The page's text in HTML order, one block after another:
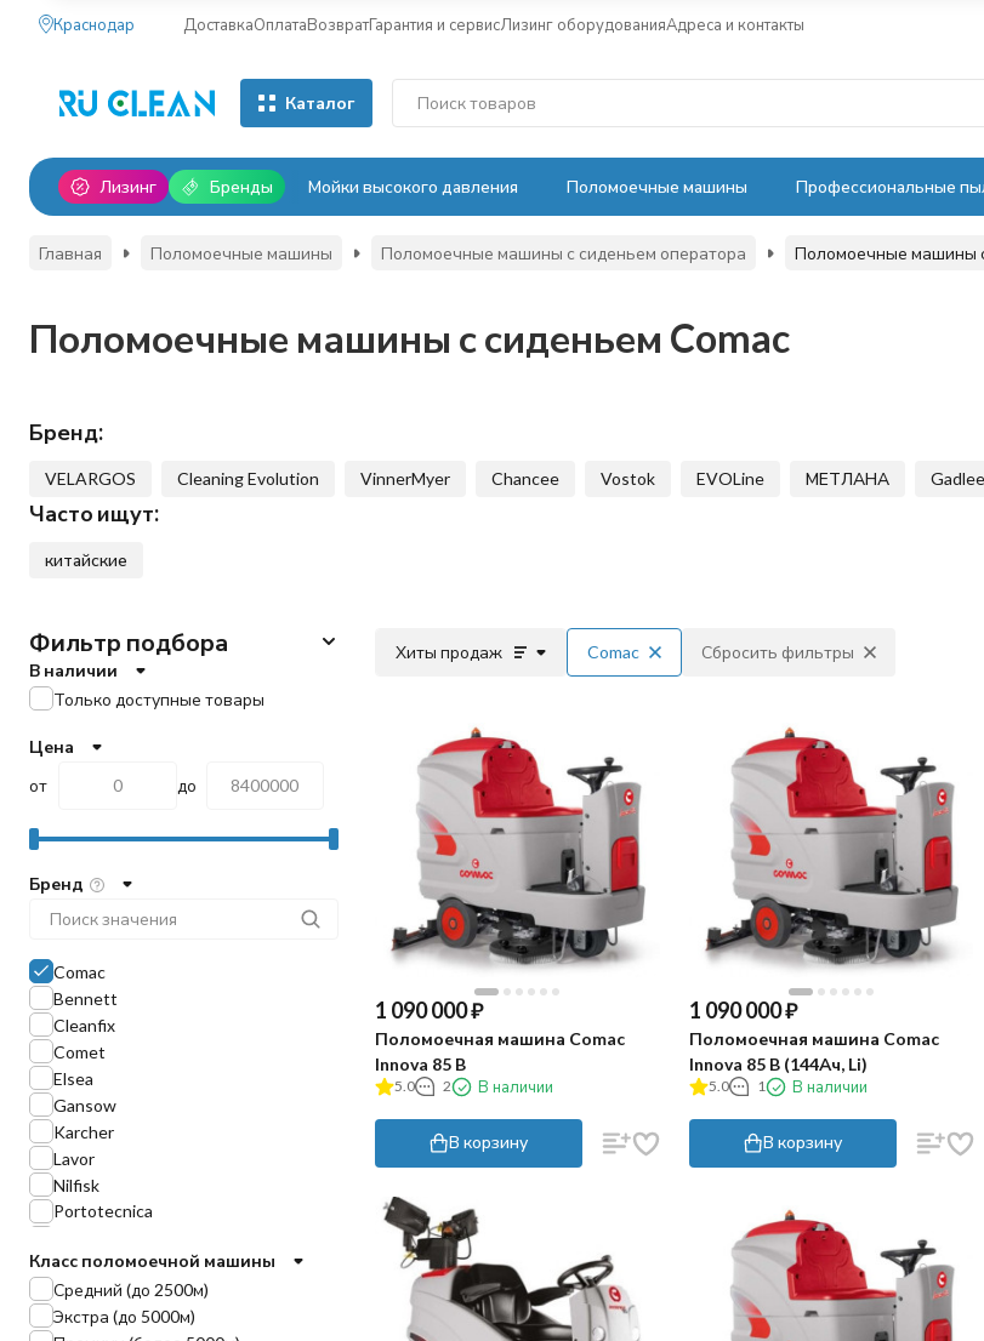
Краснодар ДоставкаОплатаВозвратГарантия и сервисЛизинг оборудованияАдреса и контакты
Каталог
Лизинг Бренды Мойки высокого давления Поломоечные машины Профессиональные
Главная Поломоечные машины Поломоечные машины с сиденьем оператора Поломоечные машины
Поломоечные машины с сиденьем Comac
Бренд:
VELARGOS Cleaning Evolution VinnerMyer Chancee Vostok EVOLine МЕТЛАНА Gadlee
Часто ищут:
китайские
Хиты продаж Comac Сбросить фильтры
1 090 000₽
Поломоечная машина Comac
Innova 85 B
5.0 2 В наличии
В корзину
1 090 000₽
Поломоечная машина Comac
Innova 85 B (144Ач, Li)
5.0 1 В наличии
В корзину
Фильтр подбора
В наличии
Только доступные товары
Цена
от
до
Бренд
Bennett
Cleanfix
Comac
Comet
Elsea
Gansow
Karcher
Lavor
Nilfisk
Portotecnica
TVX
Tennant
Viper
Класс поломоечной машины
Средний (до 2500м)
Экстра (до 5000м)